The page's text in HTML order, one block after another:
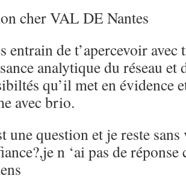
cher VAL DE Nantes
entrain de t’apercevoir avec
analytique du réseau et
qu’il met en évidence
avec brio.
une question et je reste
n ‘ai pas de